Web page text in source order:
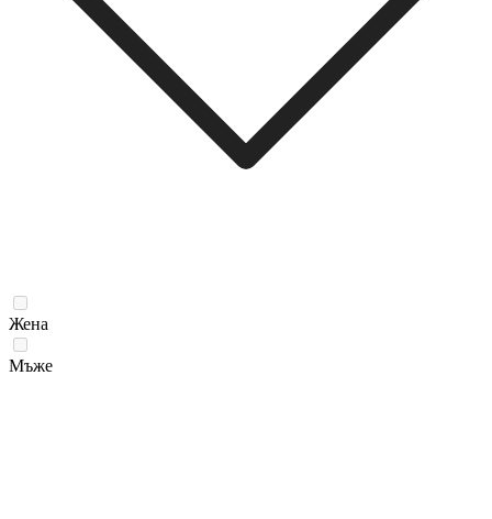
Жена
Мъже